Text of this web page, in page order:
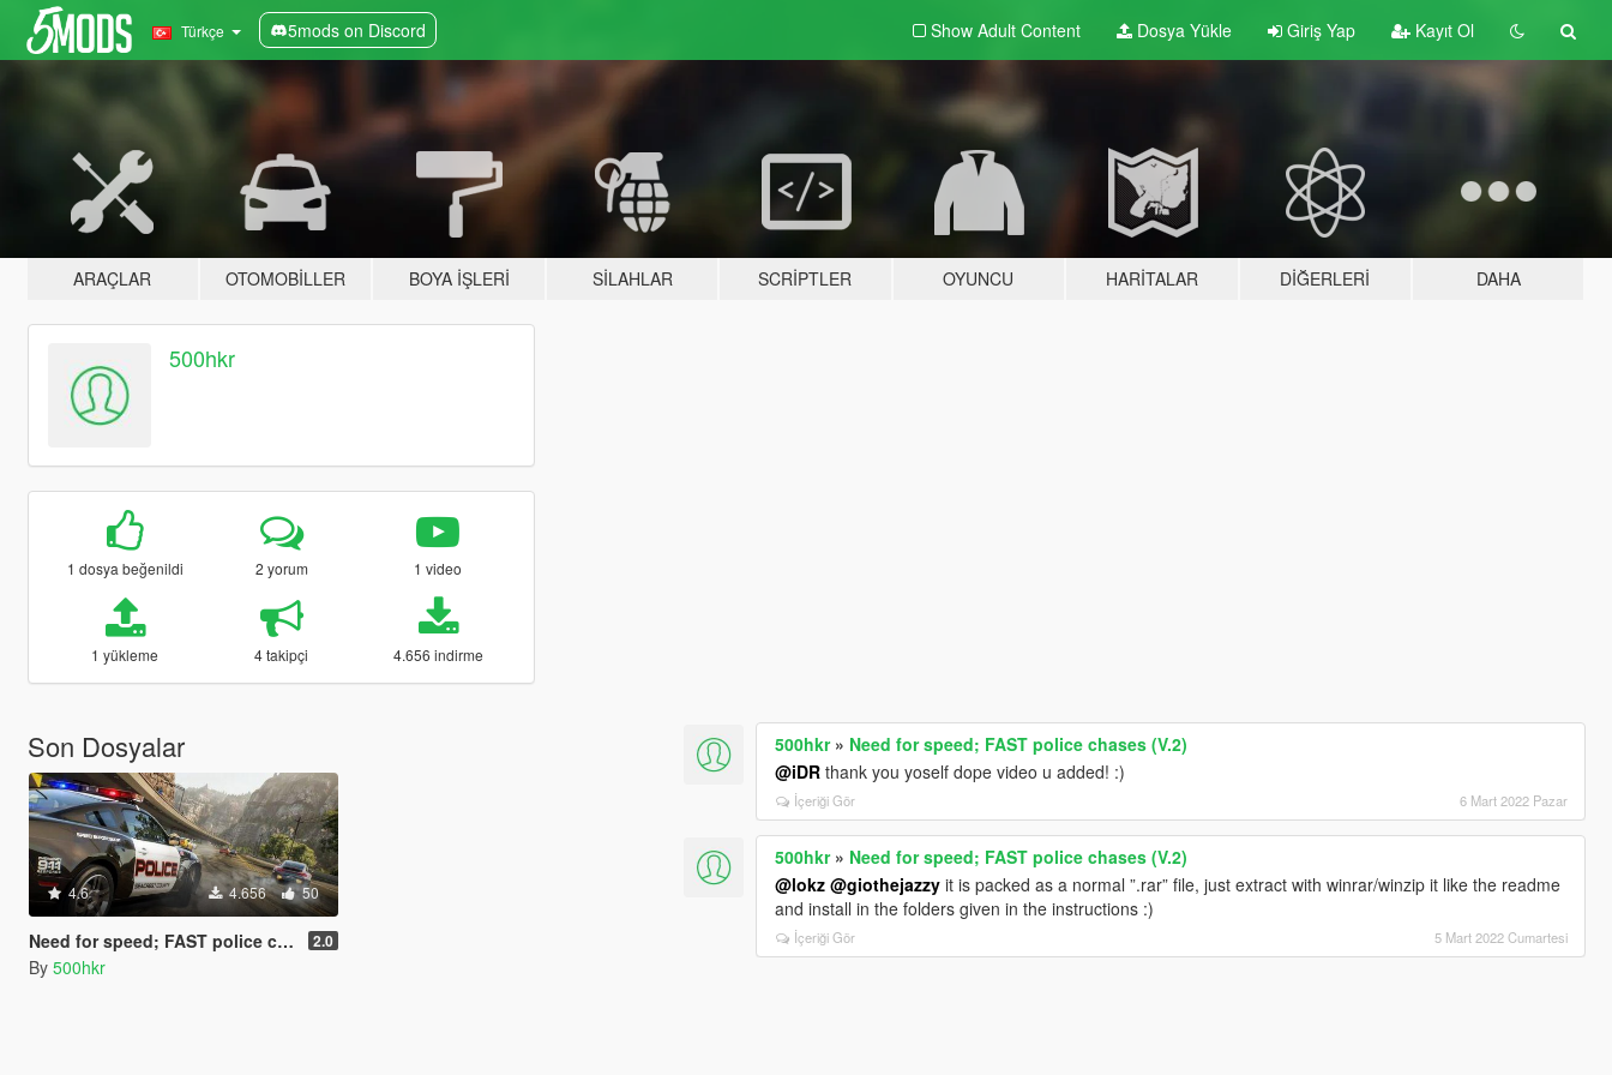
Türkçe 5mods on Discord Show Adult Content Dosya Yükle Giriş Yap Kayıt Ol
ARAÇLAR OTOMOBILLER BOYA İŞLERI SILAHLAR SCRIPTLER OYUNCU HARITALAR DIĞERLERI DAHA
500hkr
1 dosya beğenildi 2 yorum 1 video
1 yükleme 4 takipçi 4.656 indirme
Son Dosyalar
4.6 4.656 50
Need for speed; FAST police chases (V.2) 2.0
By 500hkr
500hkr» Need for speed; FAST police chases (V.2)
@iDR thank you yoself dope video u added! :)
İçeriği Gör 6 Mart 2022 Pazar
500hkr» Need for speed; FAST police chases (V.2)
@lokz @giothejazzy it is packed as a normal ”.rar” file, just extract with winrar/winzip it like the readme
and install in the folders given in the instructions :)
İçeriği Gör 5 Mart 2022 Cumartesi